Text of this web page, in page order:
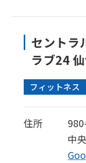
セントラ
ラブ24
フィットネス
住所
中